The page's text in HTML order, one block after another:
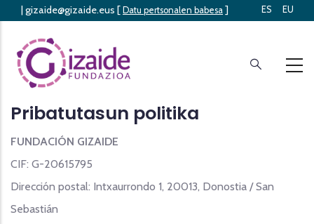
main
content
EU
ES
| gizaide@gizaide.eus [ Datu pertsonalen babesa ]
Pribatutasun politika
FUNDACIÓN GIZAIDE
CIF: G-20615795
Dirección postal: Intxaurrondo 1, 20013, Donostia / San
Sebastián